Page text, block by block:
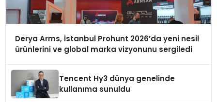
Derya Arms, İstanbul Prohunt 2026’da yeni nesil
ürünlerini ve global marka vizyonunu sergiledi
Tencent Hy3 dünya genelinde
kullanıma sunuldu